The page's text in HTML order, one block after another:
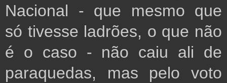
Nacional - que mesmo que
só tivesse ladrões, o que não
é o caso - não caiu ali de
paraquedas, mas pelo voto